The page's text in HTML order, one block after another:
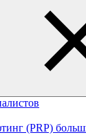
(PRP)